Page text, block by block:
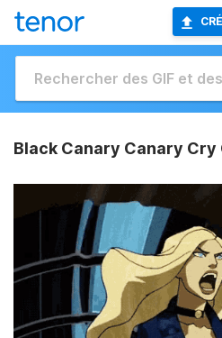
Black Canary Canary Cry